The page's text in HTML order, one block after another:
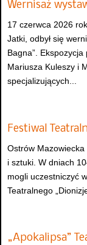
Wernisaż
17 czerwca 2026
Jatki, odbył się
Bagna”.
Mariusza Kuleszy i
specjalizujących...
Festiwal
Ostrów
i sztuki. W dniach
mogli uczestniczyć
Teatralnego
„Apokalipsa”